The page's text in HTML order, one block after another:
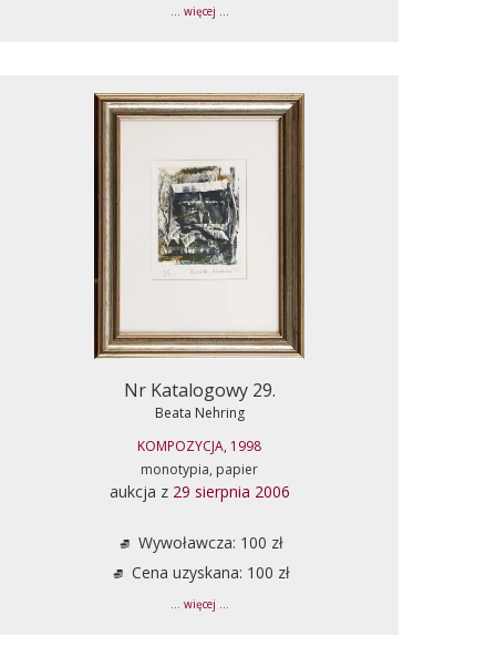
... więcej ...
Nr Katalogowy 29.
Beata Nehring
KOMPOZYCJA, 1998
monotypia, papier
aukcja z 29 sierpnia 2006
Wywoławcza: 100 zł
Cena uzyskana: 100 zł
... więcej ...